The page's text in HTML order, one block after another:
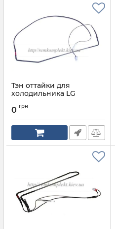
Тэн оттайки для
холодильника LG
Артикул:
0 грн